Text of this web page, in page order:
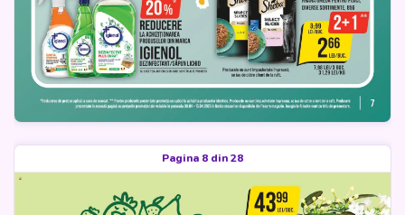
Pagina 8 din 28